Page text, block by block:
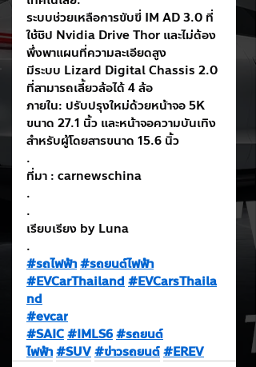
ระบบช่วยเหลือการขับขี่ IM AD 3.0 ที่
ใช้ชิป Nvidia Drive Thor และไม่ต้อง
พึ่งพาแผนที่ความละเอียดสูง
มีระบบ Lizard Digital Chassis 2.0
ที่สามารถเลี้ยวล้อได้ 4 ล้อ
ภายใน: ปรับปรุงใหม่ด้วยหน้าจอ 5K
ขนาด 27.1 นิ้ว และหน้าจอความบันเทิง
สำหรับผู้โดยสารขนาด 15.6 นิ้ว
.
ที่มา : carnewschina
.
.
เรียบเรียง by Luna
.
#รถไฟฟ้า#รถยนต์ไฟฟ้า
#EVCarThailand#EVCarsThaila
nd
#evcar
#SAIC#IMLS6#รถยนต์
ไฟฟ้า#SUV#ข่าวรถยนต์#EREV